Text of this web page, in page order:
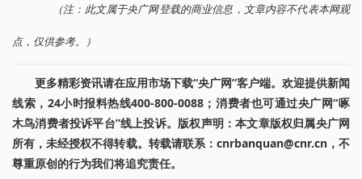
（注：此文属于央广网登载的商业信息，文章内容不代表本网观
点，仅供参考。）
更多精彩资讯请在应用市场下载“央广网”客户端。欢迎提供新闻
线索，24小时报料热线400-800-0088；消费者也可通过央广网“啄
木鸟消费者投诉平台”线上投诉。版权声明：本文章版权归属央广网
所有，未经授权不得转载。转载请联系：cnrbanquan@cnr.cn，不
尊重原创的行为我们将追究责任。